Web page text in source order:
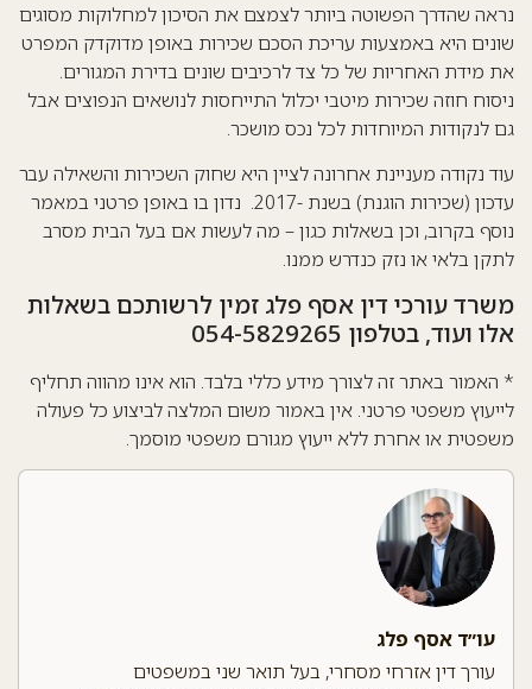
נראה שהדרך הפשוטה ביותר לצמצם את הסיכון למחלוקות מסוגים
שונים היא באמצעות עריכת הסכם שכירות באופן מדוקדק המפרט
את מידת האחריות של כל צד לרכיבים שונים בדירת המגורים.
ניסוח חוזה שכירות מיטבי יכלול התייחסות לנושאים הנפוצים אבל
גם לנקודות המיוחדות לכל נכס מושכר.
עוד נקודה מעניינת אחרונה לציין היא שחוק השכירות והשאילה עבר
עדכון (שכירות הוגנת) בשנת -2017. נדון בו באופן פרטני במאמר
נוסף בקרוב, וכן בשאלות כגון – מה לעשות אם בעל הבית מסרב
לתקן בלאי או נזק כנדרש ממנו.
משרד עורכי דין אסף פלג זמין לרשותכם בשאלות
אלו ועוד, בטלפון 054-5829265
* האמור באתר זה לצורך מידע כללי בלבד. הוא אינו מהווה תחליף
לייעוץ משפטי פרטני. אין באמור משום המלצה לביצוע כל פעולה
משפטית או אחרת ללא ייעוץ מגורם משפטי מוסמך.
עו״ד אסף פלג
עורך דין אזרחי מסחרי, בעל תואר שני במשפטים